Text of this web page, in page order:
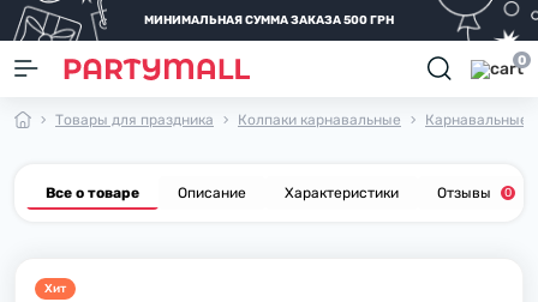
МИНИМАЛЬНАЯ СУММА ЗАКАЗА 500 ГРН
0
Товары для праздника Колпаки карнавальные Карнавальные
Все о товаре Описание Характеристики Отзывы 0
Хит